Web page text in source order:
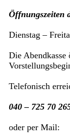
Öffnungszeiten
Dienstag –
Die
Telefonisch
040 – 725 70
oder per Mail: